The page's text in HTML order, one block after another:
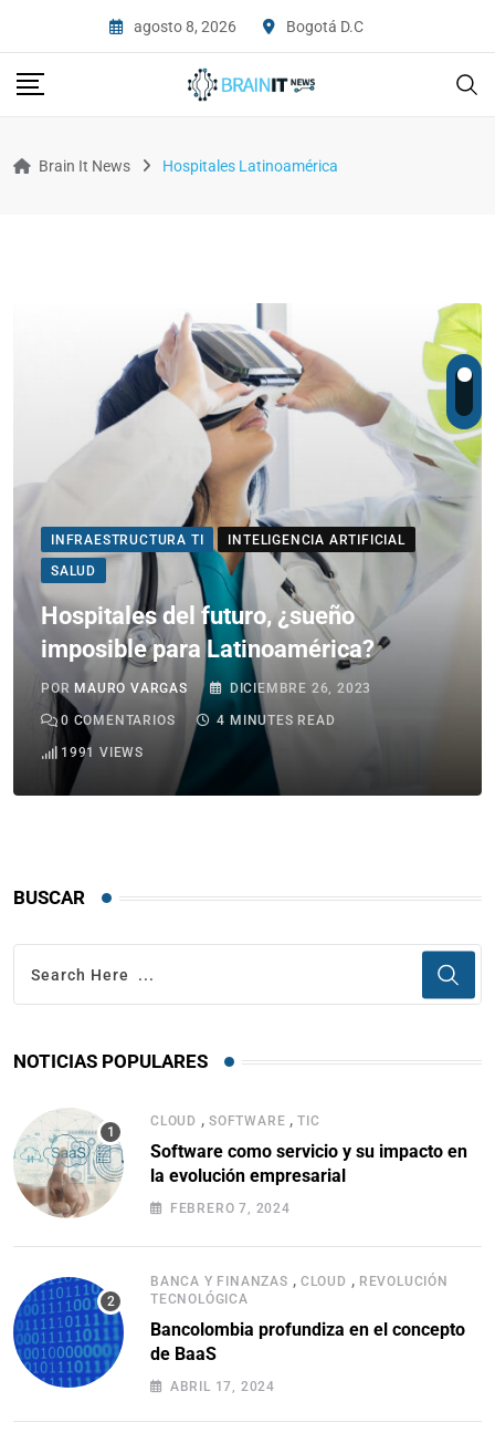
agosto 8, 2026 Bogotá D.C
Brain It News Hospitales Latinoamérica
INFRAESTRUCTURA TI
INTELIGENCIA ARTIFICIAL
SALUD
Hospitales del futuro, ¿sueño
imposible para Latinoamérica?
POR MAURO VARGAS DICIEMBRE 26, 2023
0 COMENTARIOS 4 MINUTES READ
1991 VIEWS
BUSCAR
NOTICIAS POPULARES
CLOUD , SOFTWARE ,TIC
Software como servicio y su impacto en
la evolución empresarial
FEBRERO 7, 2024
BANCA Y FINANZAS , CLOUD , REVOLUCIÓN
TECNOLÓGICA
Bancolombia profundiza en el concepto
de BaaS
ABRIL 17, 2024